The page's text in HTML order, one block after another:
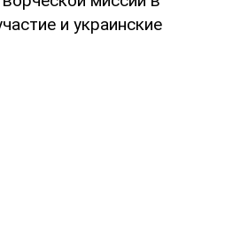
и украинские